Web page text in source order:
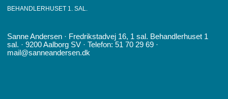
BEHANDLERHUSET 1. SAL.
Sanne Andersen · Fredrikstadvej 16, 1 sal. Behandlerhuset 1
sal. · 9200 Aalborg SV · Telefon: 51 70 29 69 ·
mail@sanneandersen.dk